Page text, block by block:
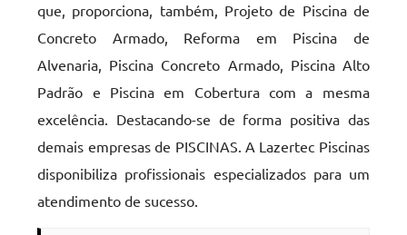
que, proporciona, também, Projeto de Piscina de
Concreto Armado, Reforma em Piscina de
Alvenaria, Piscina Concreto Armado, Piscina Alto
Padrão e Piscina em Cobertura com a mesma
excelência. Destacando-se de forma positiva das
demais empresas de PISCINAS. A Lazertec Piscinas
disponibiliza profissionais especializados para um
atendimento de sucesso.